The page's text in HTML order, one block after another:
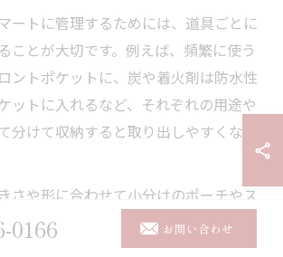
ートに管理するためには、道具ごとに
ことが大切です。例えば、頻繁に使う
ントポケットに、炭や着火剤は防水性
ットに入れるなど、それぞれの用途や
分けて収納すると取り出しやすくなり
さや形に合わせて小分けのポーチやス
用することで、バックパック内部の整
なります。「道具がごちゃごちゃして
0166 お問い合わせ